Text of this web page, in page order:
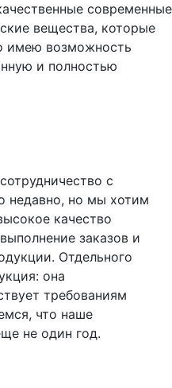
современные
вещества, которые
имею возможность
и полностью
с
недавно, но мы хотим
качество
заказов и
Отдельного
она
требованиям
что наше
не один год.